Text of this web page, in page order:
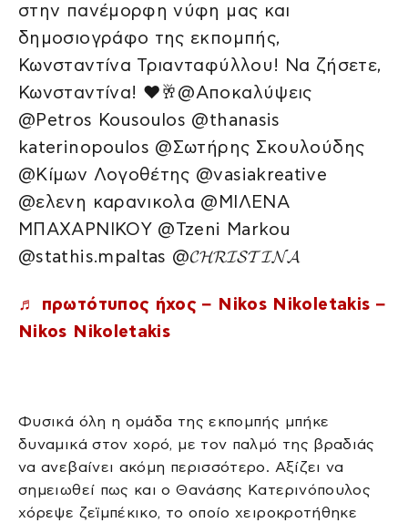
στην πανέμορφη νύφη μας και
δημοσιογράφο της εκπομπής,
Κωνσταντίνα Τριανταφύλλου! Να ζήσετε,
Κωνσταντίνα! ❤️🥂@Αποκαλύψεις
@Petros Kousoulos @thanasis
katerinopoulos @Σωτήρης Σκουλούδης
@Κίμων Λογοθέτης @vasiakreative
@ελενη καρανικολα @ΜΙΛΕΝΑ
ΜΠΑΧΑΡΝΙΚΟΥ @Tzeni Markou
@stathis.mpaltas @𝓒𝓗𝓡𝓘𝓢𝓣𝓘𝓝𝓐
♬ πρωτότυπος ήχος – Nikos Nikoletakis –
Nikos Nikoletakis
Φυσικά όλη η ομάδα της εκπομπής μπήκε
δυναμικά στον χορό, με τον παλμό της βραδιάς
να ανεβαίνει ακόμη περισσότερο. Αξίζει να
σημειωθεί πως και ο Θανάσης Κατερινόπουλος
χόρεψε ζεϊμπέκικο, το οποίο χειροκροτήθηκε